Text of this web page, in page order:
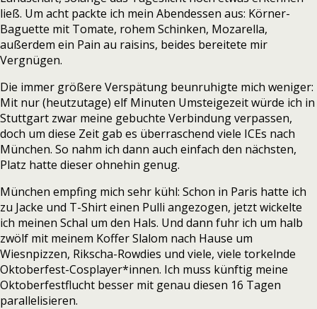
ließ. Um acht packte ich mein Abendessen aus: Körner-
Baguette mit Tomate, rohem Schinken, Mozarella,
außerdem ein Pain au raisins, beides bereitete mir
Vergnügen.
Die immer größere Verspätung beunruhigte mich weniger:
Mit nur (heutzutage) elf Minuten Umsteigezeit würde ich in
Stuttgart zwar meine gebuchte Verbindung verpassen,
doch um diese Zeit gab es überraschend viele ICEs nach
München. So nahm ich dann auch einfach den nächsten,
Platz hatte dieser ohnehin genug.
München empfing mich sehr kühl: Schon in Paris hatte ich
zu Jacke und T-Shirt einen Pulli angezogen, jetzt wickelte
ich meinen Schal um den Hals. Und dann fuhr ich um halb
zwölf mit meinem Koffer Slalom nach Hause um
Wiesnpizzen, Rikscha-Rowdies und viele, viele torkelnde
Oktoberfest-Cosplayer*innen. Ich muss künftig meine
Oktoberfestflucht besser mit genau diesen 16 Tagen
parallelisieren.